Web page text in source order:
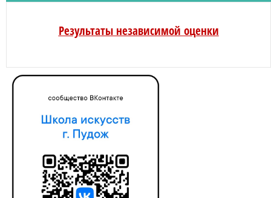
Результаты независимой оценки